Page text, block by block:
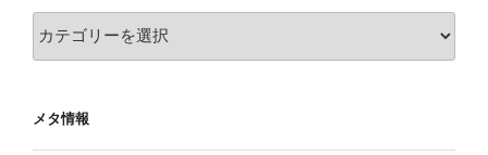
テ
ー
メタ情報